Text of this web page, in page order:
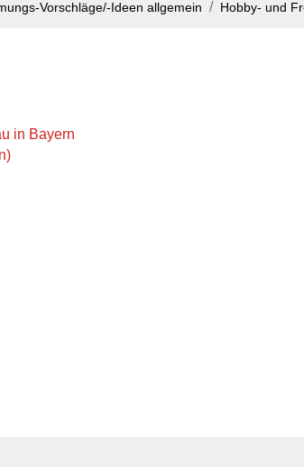
Vorschläge/-Ideen allgemein Hobby- und
in Bayern